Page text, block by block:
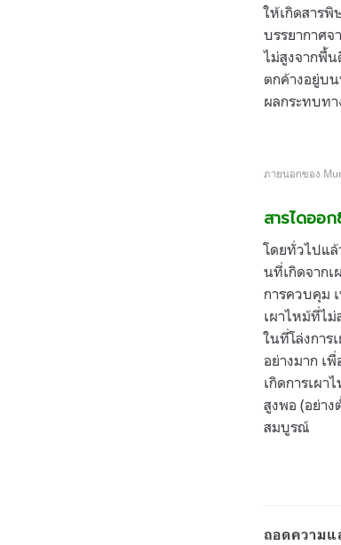
ให้เกิดสาร
บรรยากาศจ
ไม่สูงจากพื้น
ตกค้างอยู่บน
ผลกระทบท
ภายนอกของ
สารไดออ
โดยทั่วไปแ
นที่เกิดจากเ
การควบคุม
เผาไหม้ที่ไ
ในที่โล่งการ
อย่างมาก เ
เกิดการเผ
สูงพอ (อย่าง
สมบูรณ์
ถอดความแ